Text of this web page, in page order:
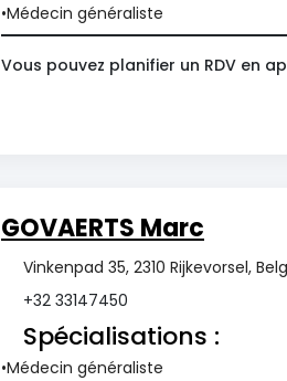
Médecin généraliste
Vous pouvez planifier un RDV en
GOVAERTS Marc
Vinkenpad 35, 2310 Rijkevorsel,
+32 33147450
Spécialisations :
Médecin généraliste